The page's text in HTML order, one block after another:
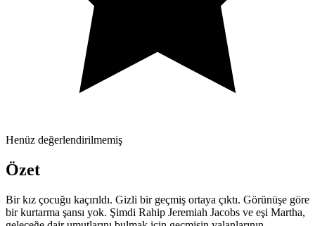
Henüz değerlendirilmemiş
Özet
Bir kız çocuğu kaçırıldı. Gizli bir geçmiş ortaya çıktı. Görünüşe göre
bir kurtarma şansı yok. Şimdi Rahip Jeremiah Jacobs ve eşi Martha,